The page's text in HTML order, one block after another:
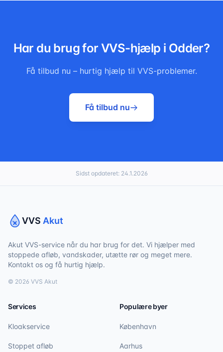
Har du brug for VVS-hjælp i Odder?
Få tilbud nu – hurtig hjælp til VVS-problemer.
Få tilbud nu
Sidst opdateret: 24.1.2026
VVS Akut
Akut VVS-service når du har brug for det. Vi hjælper med
stoppede afløb, vandskader, utætte rør og meget mere.
Kontakt os og få hurtig hjælp.
© 2026 VVS Akut
Services
Kloakservice
Stoppet afløb
Populære byer
København
Aarhus